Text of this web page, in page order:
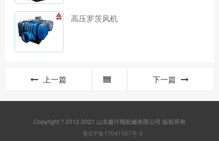
高压罗茨风机
上一篇 下一篇
Copyright ? 2012-2021 山东鑫仟顺机械有限公司 版权所有
鲁ICP备17041567号-3